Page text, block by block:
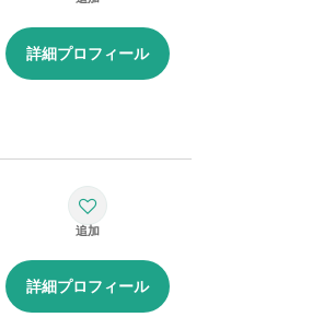
詳細プロフィール
詳細プロフィール